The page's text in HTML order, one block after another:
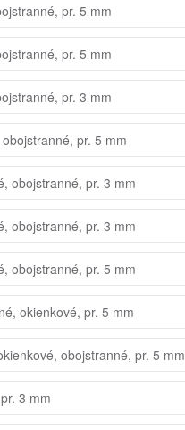
pr. 5 mm
pr. 5 mm
pr. 3 mm
pr. 5 mm
obojstranné, pr. 3 mm
obojstranné, pr. 3 mm
obojstranné, pr. 5 mm
okienkové, pr. 5 mm
obojstranné, pr. 5 mm
3 mm